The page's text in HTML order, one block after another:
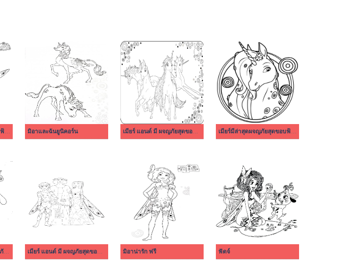
เมียร์มีล่าสุดผจญภัยสุดขอบฟ้า ง่าย ๆ มิอาและฉันยูนิคอร์น เมียร์ แอนด์ มี ผจญภัยสุดขอบฟ้า 6 เมียร์มีล่าสุดผจญภัยสุดขอบฟ้า พิมพ์ได้ฟรี
ฟัดจ์ใน เมียร์ แอนด์ มี ผจญภัยสุดขอบฟ้า เมียร์ แอนด์ มี ผจญภัยสุดขอบฟ้า 3 มิอาน่ารัก ฟรี ฟัดจ์